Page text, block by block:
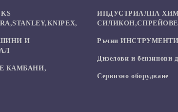
И
КАМБАНИ,
ИНДУСТРИАЛНА
СИЛИКОН,СПРЕЙОВЕ
Ръчни ИНСТРУМЕНТИ
Дизелови и бензинови
Сервизно оборудване